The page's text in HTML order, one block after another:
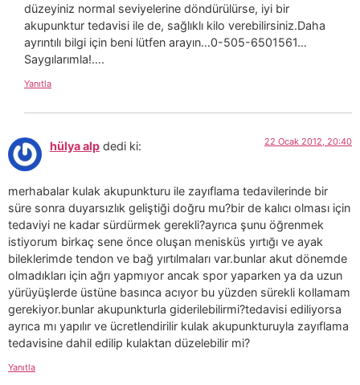
düzeyiniz normal seviyelerine döndürülürse, iyi bir
akupunktur tedavisi ile de, sağlıklı kilo verebilirsiniz.Daha
ayrıntılı bilgi için beni lütfen arayın…0-505-6501561…
Saygılarımla!….
Yanıtla
hülya alp dedi ki: 22 Ocak 2012, 20:40
merhabalar kulak akupunkturu ile zayıflama tedavilerinde bir
süre sonra duyarsızlık geliştiği doğru mu?bir de kalıcı olması için
tedaviyi ne kadar sürdürmek gerekli?ayrıca şunu öğrenmek
istiyorum birkaç sene önce oluşan menisküs yırtığı ve ayak
bileklerimde tendon ve bağ yırtılmaları var.bunlar akut dönemde
olmadıkları için ağrı yapmıyor ancak spor yaparken ya da uzun
yürüyüşlerde üstüne basınca acıyor bu yüzden sürekli kollamam
gerekiyor.bunlar akupunkturla giderilebilirmi?tedavisi ediliyorsa
ayrıca mı yapılır ve ücretlendirilir kulak akupunkturuyla zayıflama
tedavisine dahil edilip kulaktan düzelebilir mi?
Yanıtla